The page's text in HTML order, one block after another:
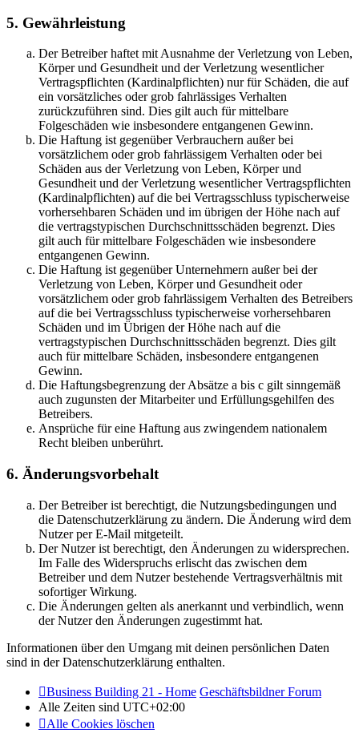
5. Gewährleistung
Der Betreiber haftet mit Ausnahme der Verletzung von Leben,
Körper und Gesundheit und der Verletzung wesentlicher
Vertragspflichten (Kardinalpflichten) nur für Schäden, die auf
ein vorsätzliches oder grob fahrlässiges Verhalten
zurückzuführen sind. Dies gilt auch für mittelbare
Folgeschäden wie insbesondere entgangenen Gewinn.
Die Haftung ist gegenüber Verbrauchern außer bei
vorsätzlichem oder grob fahrlässigem Verhalten oder bei
Schäden aus der Verletzung von Leben, Körper und
Gesundheit und der Verletzung wesentlicher Vertragspflichten
(Kardinalpflichten) auf die bei Vertragsschluss typischerweise
vorhersehbaren Schäden und im übrigen der Höhe nach auf
die vertragstypischen Durchschnittsschäden begrenzt. Dies
gilt auch für mittelbare Folgeschäden wie insbesondere
entgangenen Gewinn.
Die Haftung ist gegenüber Unternehmern außer bei der
Verletzung von Leben, Körper und Gesundheit oder
vorsätzlichem oder grob fahrlässigem Verhalten des Betreibers
auf die bei Vertragsschluss typischerweise vorhersehbaren
Schäden und im Übrigen der Höhe nach auf die
vertragstypischen Durchschnittsschäden begrenzt. Dies gilt
auch für mittelbare Schäden, insbesondere entgangenen
Gewinn.
Die Haftungsbegrenzung der Absätze a bis c gilt sinngemäß
auch zugunsten der Mitarbeiter und Erfüllungsgehilfen des
Betreibers.
Ansprüche für eine Haftung aus zwingendem nationalem
Recht bleiben unberührt.
6. Änderungsvorbehalt
Der Betreiber ist berechtigt, die Nutzungsbedingungen und
die Datenschutzerklärung zu ändern. Die Änderung wird dem
Nutzer per E-Mail mitgeteilt.
Der Nutzer ist berechtigt, den Änderungen zu widersprechen.
Im Falle des Widerspruchs erlischt das zwischen dem
Betreiber und dem Nutzer bestehende Vertragsverhältnis mit
sofortiger Wirkung.
Die Änderungen gelten als anerkannt und verbindlich, wenn
der Nutzer den Änderungen zugestimmt hat.
Informationen über den Umgang mit deinen persönlichen Daten
sind in der Datenschutzerklärung enthalten.
Business Building 21 - Home Geschäftsbildner Forum
Alle Zeiten sind UTC+02:00
Alle Cookies löschen